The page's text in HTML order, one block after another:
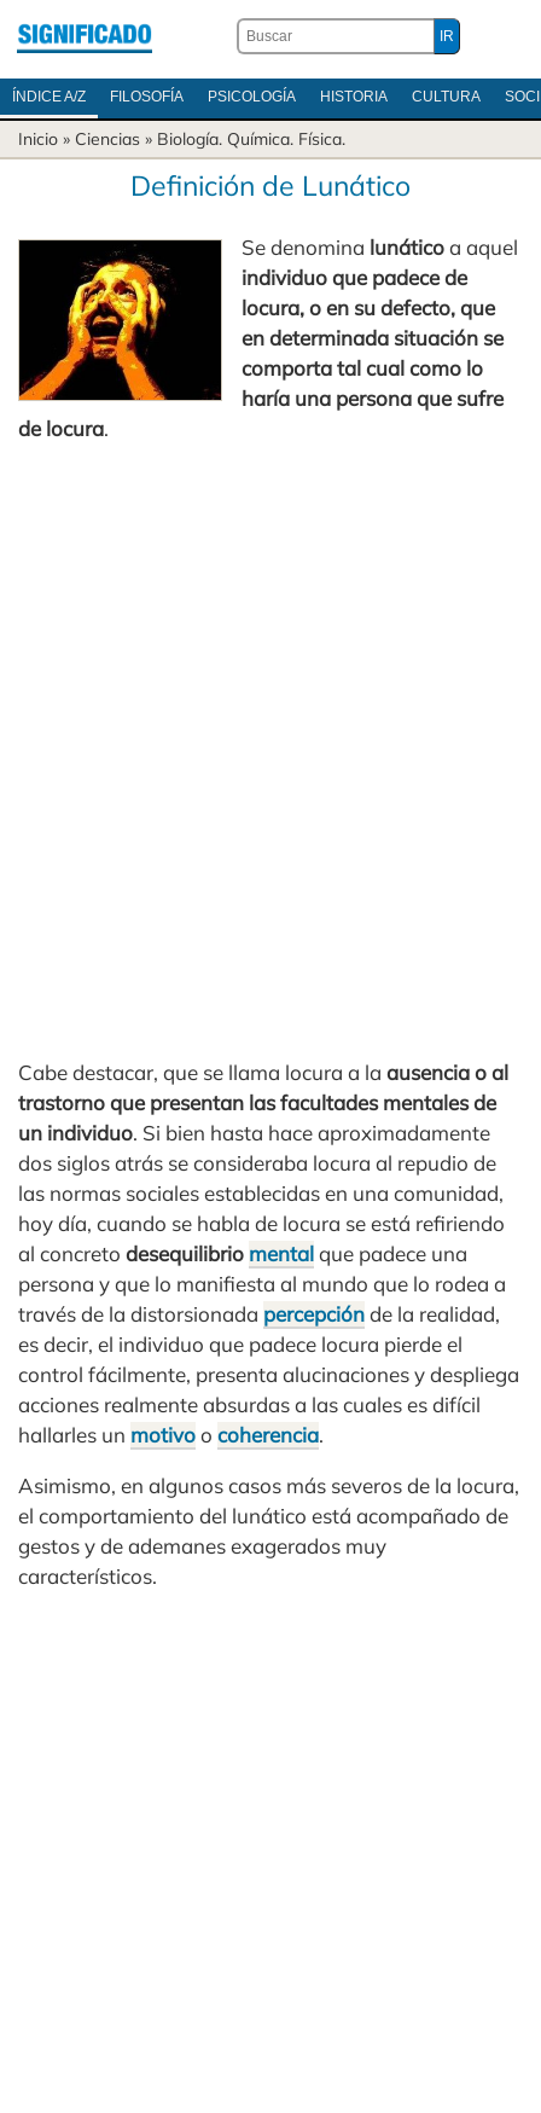
ÍNDICE A/Z FILOSOFÍA PSICOLOGÍA HISTORIA CULTURA
Inicio » Ciencias » Biología. Química. Física.
Definición de Lunático
Se denomina lunáticoa aquel
individuo que padece de
locura, o en su defecto, que
en determinada situación se
comporta tal cual como lo
haría una persona que sufre
de locura.
Cabe destacar, que se llama locura a la ausencia o al
trastorno que presentan las facultades mentales de
un individuo. Si bien hasta hace aproximadamente
dos siglos atrás se consideraba locura al repudio de
las normas sociales establecidas en una comunidad,
hoy día, cuando se habla de locura se está refiriendo
al concreto desequilibrio mentalque padece una
persona y que lo manifiesta al mundo que lo rodea a
través de la distorsionada percepciónde la realidad,
es decir, el individuo que padece locura pierde el
control fácilmente, presenta alucinaciones y despliega
acciones realmente absurdas a las cuales es difícil
hallarles un motivoo coherencia.
Asimismo, en algunos casos más severos de la locura,
el comportamiento del lunático está acompañado de
gestos y de ademanes exagerados muy
característicos.